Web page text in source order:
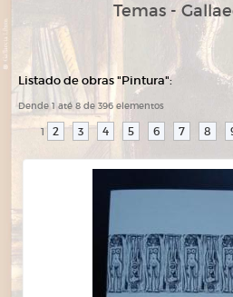
Temas -
Listado de obras "Pintura":
Dende 1 até 8 de 396 elementos
1 2 3 4 5 6 7 8